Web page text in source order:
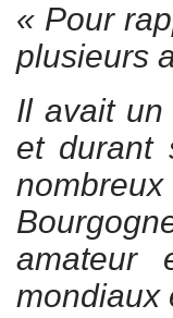
« Pour
plusieurs
Il avait
et durant
amateur
mondiaux